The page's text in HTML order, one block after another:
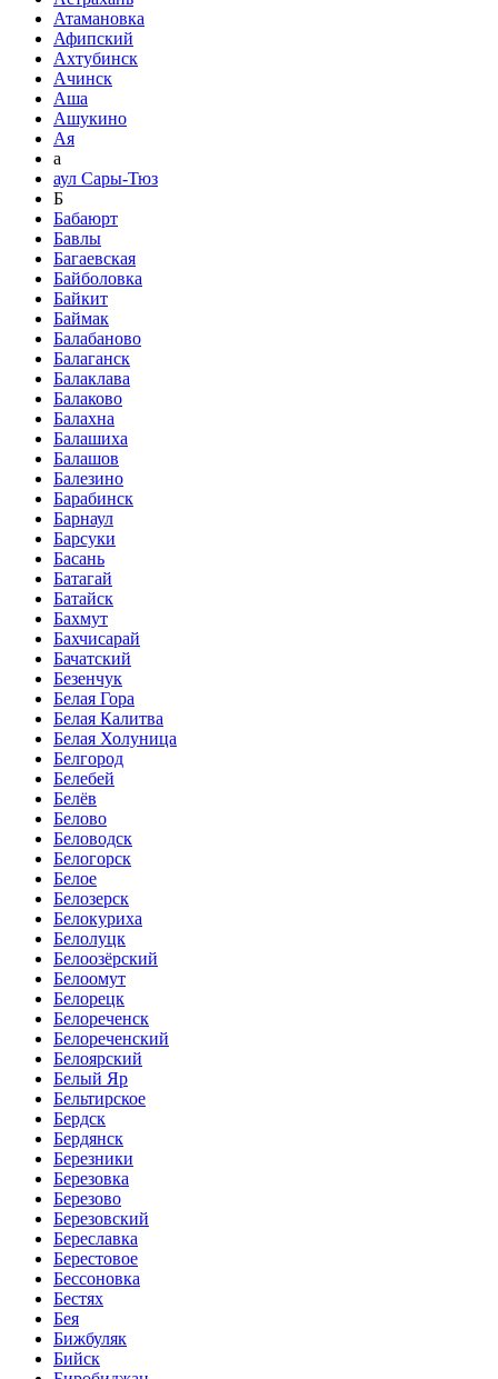
Атамановка
Афипский
Ахтубинск
Ачинск
Аша
Ашукино
Ая
а
аул Сары-Тюз
Б
Бабаюрт
Бавлы
Багаевская
Байболовка
Байкит
Баймак
Балабаново
Балаганск
Балаклава
Балаково
Балахна
Балашиха
Балашов
Балезино
Барабинск
Барнаул
Барсуки
Басань
Батагай
Батайск
Бахмут
Бахчисарай
Бачатский
Безенчук
Белая Гора
Белая Калитва
Белая Холуница
Белгород
Белебей
Белёв
Белово
Беловодск
Белогорск
Белое
Белозерск
Белокуриха
Белолуцк
Белоозёрский
Белоомут
Белорецк
Белореченск
Белореченский
Белоярский
Белый Яр
Бельтирское
Бердск
Бердянск
Березники
Березовка
Березово
Березовский
Береславка
Берестовое
Бессоновка
Бестях
Бея
Бижбуляк
Бийск